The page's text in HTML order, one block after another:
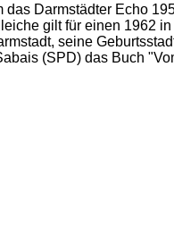
Darmstädter Echo
gilt für einen 1962
seine
(SPD) das Buch